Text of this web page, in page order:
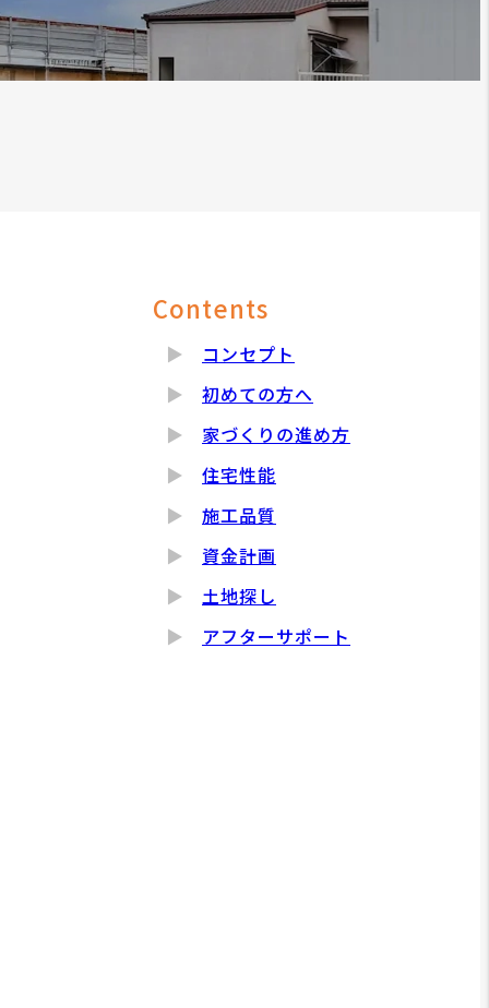
Contents
コンセプト
初めての方へ
家づくりの進め方
住宅性能
施工品質
資金計画
土地探し
アフターサポート